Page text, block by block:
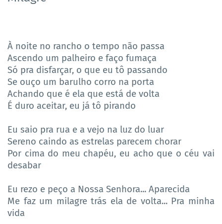
À noite no rancho o tempo não passa
Ascendo um palheiro e faço fumaça
Só pra disfarçar, o que eu tô passando
Se ouço um barulho corro na porta
Achando que é ela que está de volta
É duro aceitar, eu já tô pirando
Eu saio pra rua e a vejo na luz do luar
Sereno caindo as estrelas parecem chorar
Por cima do meu chapéu, eu acho que o céu vai
desabar
Eu rezo e peço a Nossa Senhora... Aparecida
Me faz um milagre trás ela de volta... Pra minha
vida